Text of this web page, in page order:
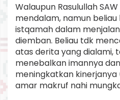
Walaupun Rasulullah
mendalam, namun
istqamah dalam
diemban. Beliau tdk
atas derita yang dialami,
menebalkan imannya
meningkatkan
amar makruf nahi